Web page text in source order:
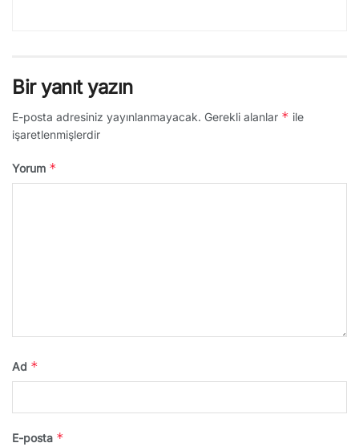
Bir yanıt yazın
E-posta adresiniz yayınlanmayacak. Gerekli alanlar * ile
işaretlenmişlerdir
Yorum *
Ad *
E-posta *